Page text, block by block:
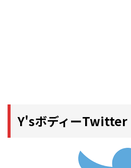
Y'sボディーTwitter